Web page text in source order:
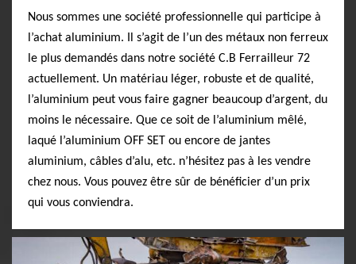
Nous sommes une société professionnelle qui participe à
l’achat aluminium. Il s’agit de l’un des métaux non ferreux
le plus demandés dans notre société C.B Ferrailleur 72
actuellement. Un matériau léger, robuste et de qualité,
l’aluminium peut vous faire gagner beaucoup d’argent, du
moins le nécessaire. Que ce soit de l’aluminium mêlé,
laqué l’aluminium OFF SET ou encore de jantes
aluminium, câbles d’alu, etc. n’hésitez pas à les vendre
chez nous. Vous pouvez être sûr de bénéficier d’un prix
qui vous conviendra.